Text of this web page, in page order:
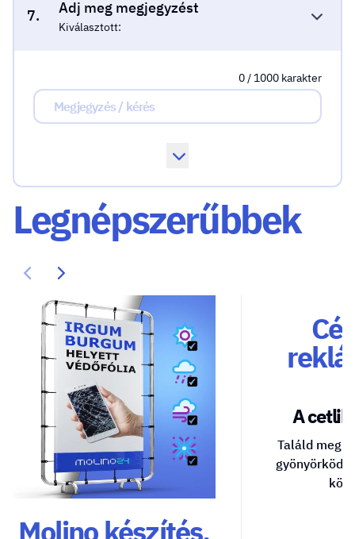
7. Adj meg megjegyzést
Kiválasztott:
0 / 1000 karakter
Legnépszerűbbek
Molino készítés,
A
Találd meg